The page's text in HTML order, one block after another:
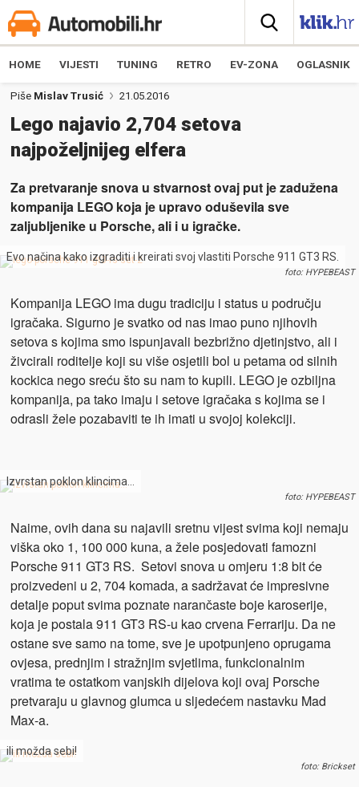
HOME VIJESTI TUNING RETRO EV-ZONA OGLASNIK
Piše Mislav Trusić 21.05.2016
Lego najavio 2,704 setova
najpoželjnijeg elfera
Za pretvaranje snova u stvarnost ovaj put je zadužena
kompanija LEGO koja je upravo oduševila sve
zaljubljenike u Porsche, ali i u igračke.
Evo načina kako izgraditi i kreirati svoj vlastiti Porsche 911 GT3 RS.
foto: HYPEBEAST
Kompanija LEGO ima dugu tradiciju i status u području
igračaka. Sigurno je svatko od nas imao puno njihovih
setova s kojima smo ispunjavali bezbrižno djetinjstvo, ali i
živcirali roditelje koji su više osjetili bol u petama od silnih
kockica nego sreću što su nam to kupili. LEGO je ozbiljna
kompanija, pa tako imaju i setove igračaka s kojima se i
odrasli žele pozabaviti te ih imati u svojoj kolekciji.
Izvrstan poklon klincima…
foto: HYPEBEAST
Naime, ovih dana su najavili sretnu vijest svima koji nemaju
viška oko 1, 100 000 kuna, a žele posjedovati famozni
Porsche 911 GT3 RS. Setovi snova u omjeru 1:8 bit će
proizvedeni u 2, 704 komada, a sadržavat će impresivne
detalje poput svima poznate narančaste boje karoserije,
koja je postala 911 GT3 RS-u kao crvena Ferrariju. Da ne
ostane sve samo na tome, sve je upotpunjeno oprugama
ovjesa, prednjim i stražnjim svjetlima, funkcionalnim
vratima te ostatkom vanjskih dijelova koji ovaj Porsche
pretvaraju u glavnog glumca u sljedećem nastavku Mad
Max-a.
ili možda sebi!
foto: Brickset